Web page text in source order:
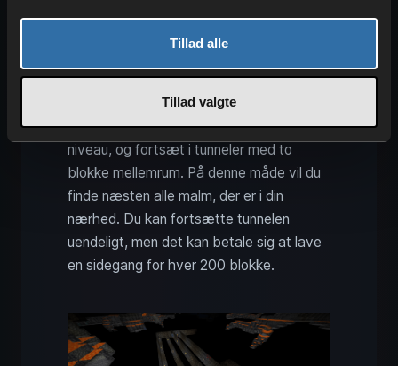
Tillad alle
Tillad valgte
stadig strip-mining. “Strip” står her for
“stribe,” hvilket repræsenterer mønsteret
i denne metode. Grav til det ønskede
niveau, og fortsæt i tunneler med to
blokke mellemrum. På denne måde vil du
finde næsten alle malm, der er i din
nærhed. Du kan fortsætte tunnelen
uendeligt, men det kan betale sig at lave
en sidegang for hver 200 blokke.